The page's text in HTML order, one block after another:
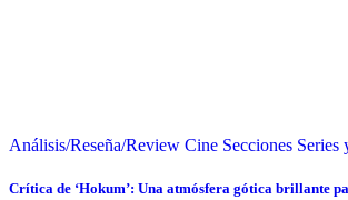
Análisis/Reseña/Review Cine Secciones Series
Crítica de ‘Hokum’: Una atmósfera gótica brillante